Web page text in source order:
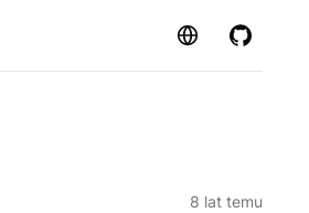
Strona GitHub
8 lat temu